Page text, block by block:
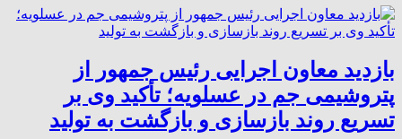
بازدید معاون اجرایی رئیس جمهور از
پتروشیمی جم در عسلویه؛ تأکید وی بر
تسریع روند بازسازی و بازگشت به تولید